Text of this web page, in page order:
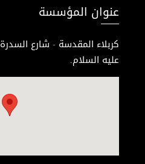
عنوان المؤسسة
كربلاء المقدسة - شارع
عليه السلام.